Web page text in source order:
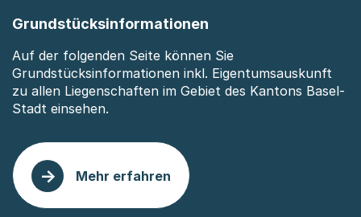
Grundstücksinformationen
Auf der folgenden Seite können Sie
Grundstücksinformationen inkl. Eigentumsauskunft
zu allen Liegenschaften im Gebiet des Kantons Basel-
Stadt einsehen.
Mehr erfahren
: Grundstücksinformationen